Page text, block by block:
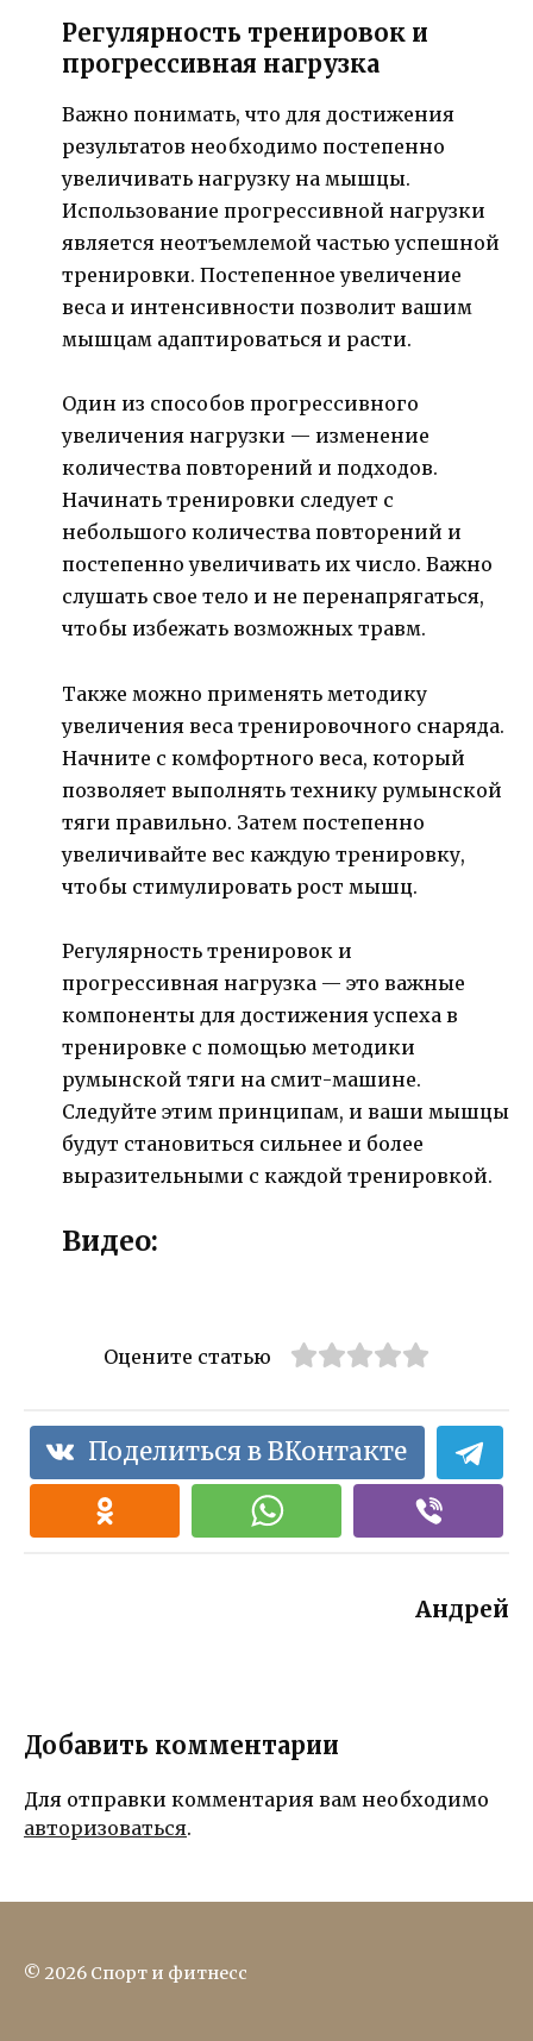
Регулярность тренировок и
прогрессивная нагрузка
Важно понимать, что для достижения
результатов необходимо постепенно
увеличивать нагрузку на мышцы.
Использование прогрессивной нагрузки
является неотъемлемой частью успешной
тренировки. Постепенное увеличение
веса и интенсивности позволит вашим
мышцам адаптироваться и расти.
Один из способов прогрессивного
увеличения нагрузки — изменение
количества повторений и подходов.
Начинать тренировки следует с
небольшого количества повторений и
постепенно увеличивать их число. Важно
слушать свое тело и не перенапрягаться,
чтобы избежать возможных травм.
Также можно применять методику
увеличения веса тренировочного снаряда.
Начните с комфортного веса, который
позволяет выполнять технику румынской
тяги правильно. Затем постепенно
увеличивайте вес каждую тренировку,
чтобы стимулировать рост мышц.
Регулярность тренировок и
прогрессивная нагрузка — это важные
компоненты для достижения успеха в
тренировке с помощью методики
румынской тяги на смит-машине.
Следуйте этим принципам, и ваши мышцы
будут становиться сильнее и более
выразительными с каждой тренировкой.
Видео:
Оцените статью
Поделиться в ВКонтакте
Андрей
Добавить комментарии
Для отправки комментария вам необходимо
авторизоваться.
© 2026 Спорт и фитнесс